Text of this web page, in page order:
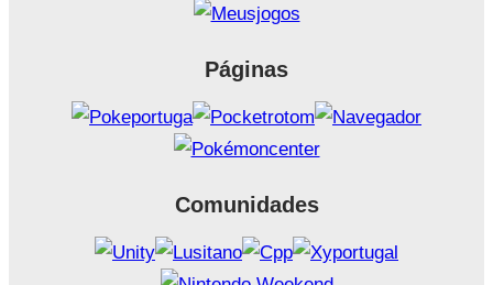
Páginas
Comunidades